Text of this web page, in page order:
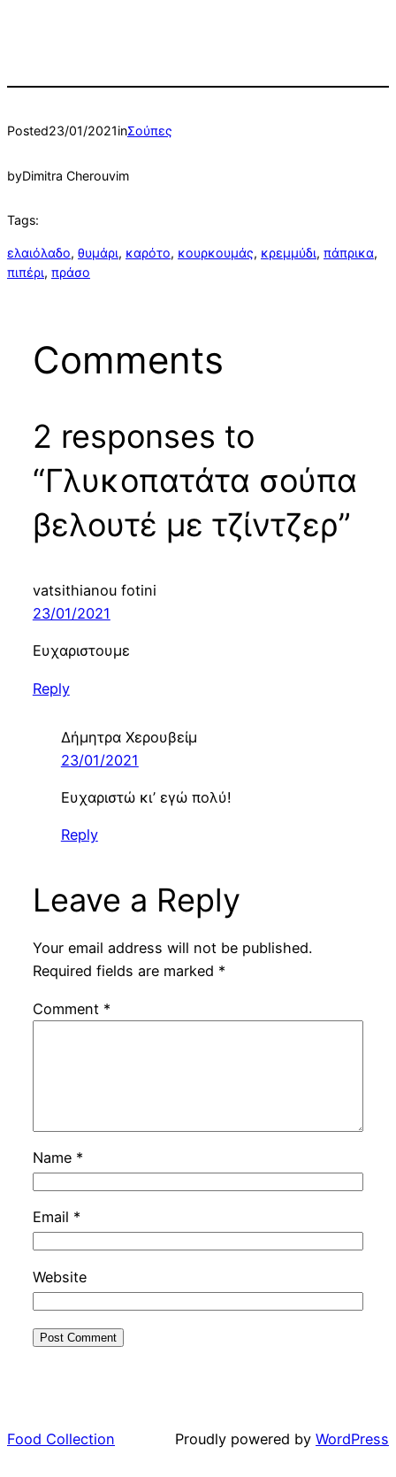
Posted23/01/2021inΣούπες
byDimitra Cherouvim
Tags:
ελαιόλαδο, θυμάρι, καρότο, κουρκουμάς, κρεμμύδι, πάπρικα
πιπέρι, πράσο
Comments
2 responses to
“Γλυκοπατάτα σούπα
βελουτέ με τζίντζερ”
vatsithianou fotini
23/01/2021
Ευχαριστουμε
Reply
Δήμητρα Χερουβείμ
23/01/2021
Ευχαριστώ κι’ εγώ πολύ!
Reply
Leave a Reply
Your email address will not be published.
Required fields are marked *
Comment *
Name *
Email *
Website
Food Collection Proudly powered by WordPress